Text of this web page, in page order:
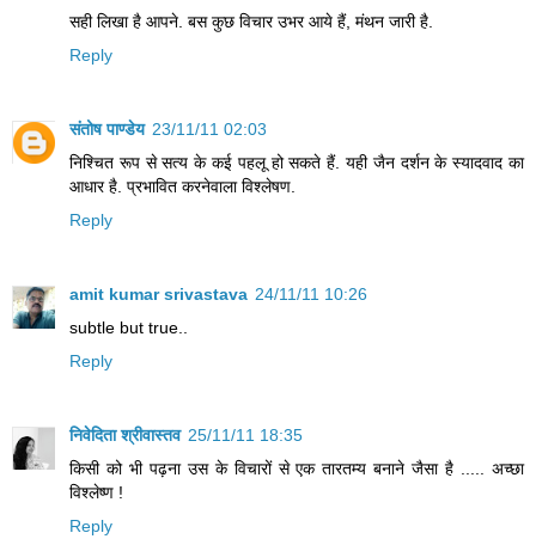
सही लिखा है आपने. बस कुछ विचार उभर आये हैं, मंथन जारी है.
Reply
संतोष पाण्डेय 23/11/11 02:03
निश्चित रूप से सत्य के कई पहलू हो सकते हैं. यही जैन दर्शन के स्यादवाद का
आधार है. प्रभावित करनेवाला विश्लेषण.
Reply
amit kumar srivastava 24/11/11 10:26
subtle but true..
Reply
निवेदिता श्रीवास्तव 25/11/11 18:35
किसी को भी पढ़ना उस के विचारों से एक तारतम्य बनाने जैसा है ..... अच्छा
विश्लेष्ण !
Reply